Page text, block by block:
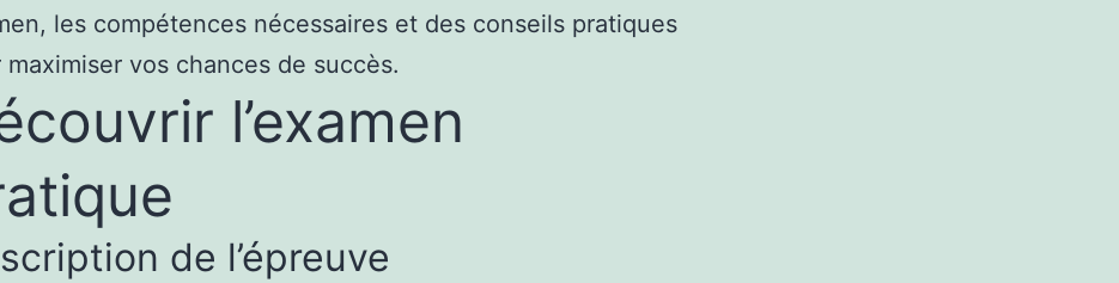
les compétences nécessaires et des conseils pratiques
maximiser vos chances de succès.
l’examen
de l’épreuve